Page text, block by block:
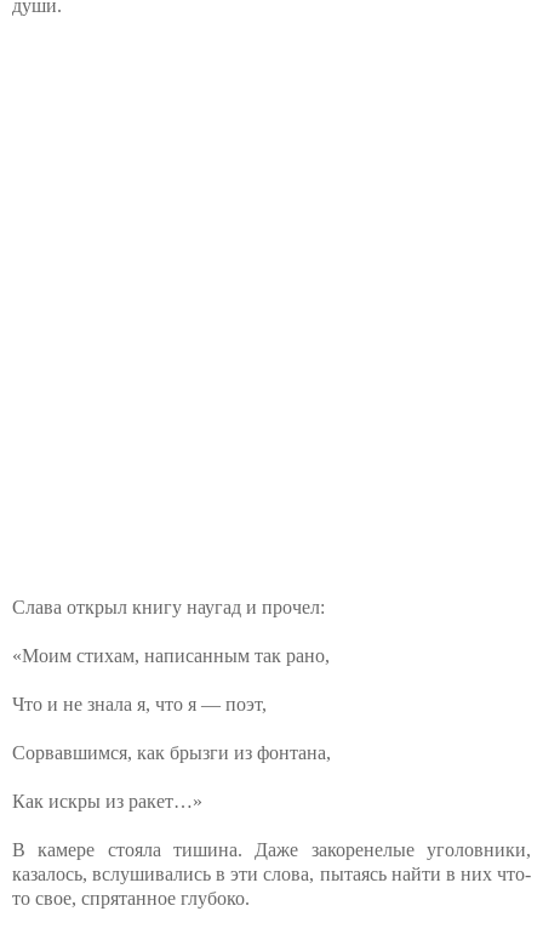
души.
Слава открыл книгу наугад и прочел:
«Моим стихам, написанным так рано,
Что и не знала я, что я — поэт,
Сорвавшимся, как брызги из фонтана,
Как искры из ракет…»
В камере стояла тишина. Даже закоренелые уголовники,
казалось, вслушивались в эти слова, пытаясь найти в них что-
то свое, спрятанное глубоко.